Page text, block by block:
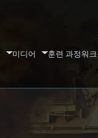
미디어 훈련 과정워